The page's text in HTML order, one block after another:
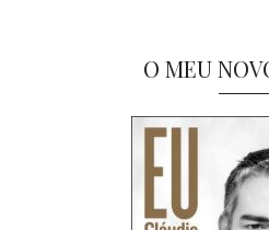
O MEU